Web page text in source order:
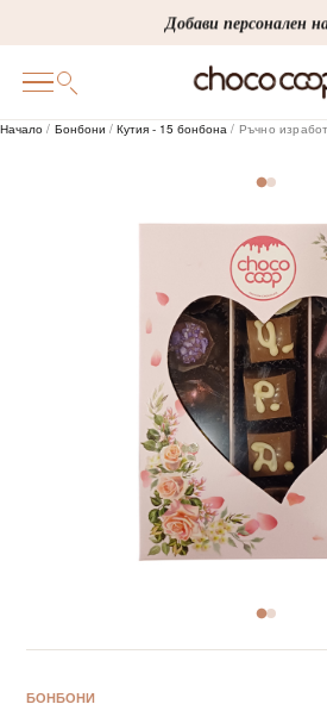
to
content
Добави персонален
ВИНЕНА СЕЛЕКЦИЯ
За нас
Начало / Бонбони /Кутия - 15 бонбона / Ръчно
БОНБОНИ